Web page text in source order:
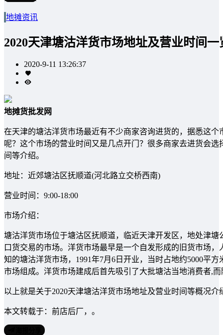
地摊资讯
2020天津塘沽洋货市场地址及营业时间一
2020-9-11 13:26:37
地摊货批发网
在天津的塘沽洋货市场最近有不少商家咨询进货的，据悉这
呢？这个市场的营业时间又是几点开门？很多商家去进货会
间等介绍。
地址：近郊塘沽区抚顺道(河北路立交桥西南)
营业时间：9:00-18:00
市场介绍：
塘沽洋货市场位于塘沽区抚顺道，临近天津开发区，地处津
口货交易的市场。洋货市场最早是一个自发形成的旧货市场
知的塘沽洋货市场，1991年7月6日开业，当时占地约5000平
市场组成。洋货市场建成后首先吸引了大批塘沽当地消费者,
以上就是关于2020天津塘沽洋货市场地址及营业时间等概况
本文转载于：前店后厂，。